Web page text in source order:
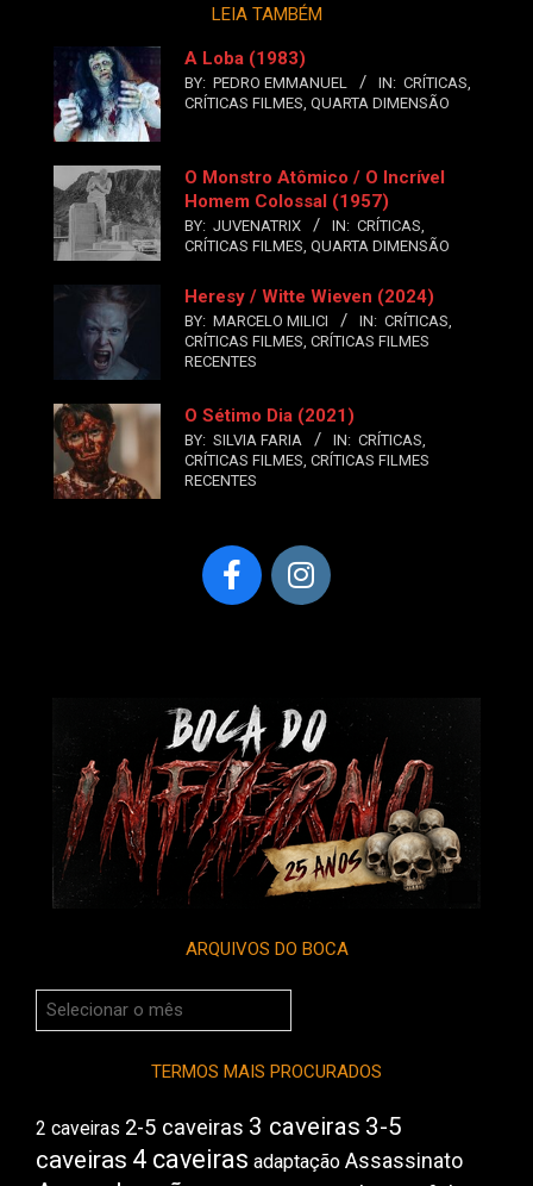
LEIA TAMBÉM
A Loba (1983)
BY: PEDRO EMMANUEL IN: CRÍTICAS,
CRÍTICAS FILMES, QUARTA DIMENSÃO
O Monstro Atômico / O Incrível
Homem Colossal (1957)
BY: JUVENATRIX IN: CRÍTICAS,
CRÍTICAS FILMES, QUARTA DIMENSÃO
Heresy / Witte Wieven (2024)
BY: MARCELO MILICI IN: CRÍTICAS,
CRÍTICAS FILMES, CRÍTICAS FILMES
RECENTES
O Sétimo Dia (2021)
BY: SILVIA FARIA IN: CRÍTICAS,
CRÍTICAS FILMES, CRÍTICAS FILMES
RECENTES
ARQUIVOS DO BOCA
Arquivos
do
TERMOS MAIS PROCURADOS
2 caveiras 2-5 caveiras 3 caveiras 3-5
caveiras 4 caveiras adaptação Assassinato